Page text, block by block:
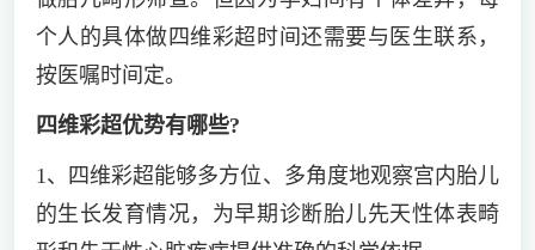
个人的具体做四维彩超时间还需要与医生联系，
按医嘱时间定。
四维彩超优势有哪些?
1、四维彩超能够多方位、多角度地观察宫内胎儿
的生长发育情况，为早期诊断胎儿先天性体表畸